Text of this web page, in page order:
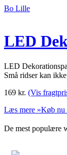
Bo Lille
LED
LED
Små ridser kan
169 kr. (Vis
Læs mere »Køb nu
De mest populære